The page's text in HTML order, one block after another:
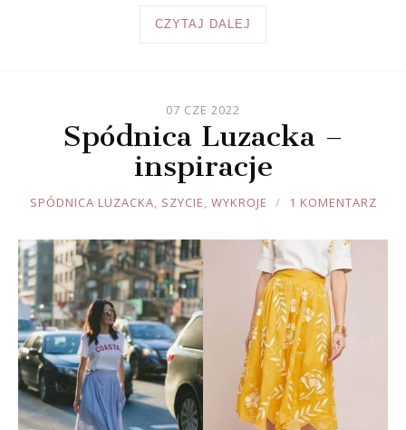
CZYTAJ DALEJ
07 CZE 2022
Spódnica Luzacka –
inspiracje
JOULE
SPÓDNICA LUZACKA, SZYCIE, WYKROJE 1 KOMENTARZ